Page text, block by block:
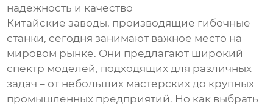
надежность и качество
Китайские заводы, производящие гибочные
станки, сегодня занимают важное место на
мировом рынке. Они предлагают широкий
спектр моделей, подходящих для различных
задач – от небольших мастерских до крупных
промышленных предприятий. Но как выбрать